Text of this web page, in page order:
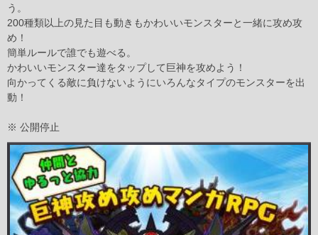
う。
200種類以上の見た目も動きもかわいいモンスターと一緒に攻め攻
め！
簡単ルールで誰でも遊べる。
かわいいモンスター達をタップして巨神を攻めよう！
向かってくる敵に負けないようにいろんなタイプのモンスターを出
動！
※ 公開停止